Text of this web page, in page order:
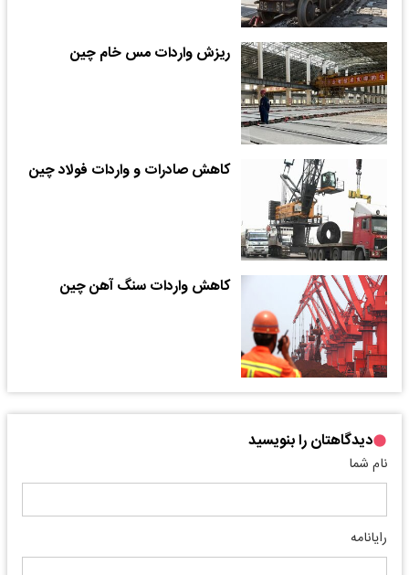
ریزش واردات مس خام چین
کاهش صادرات و واردات فولاد چین
کاهش واردات سنگ آهن چین
دیدگاهتان را بنویسید
نام شما
رایانامه